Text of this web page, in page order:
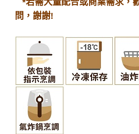
問，謝謝!